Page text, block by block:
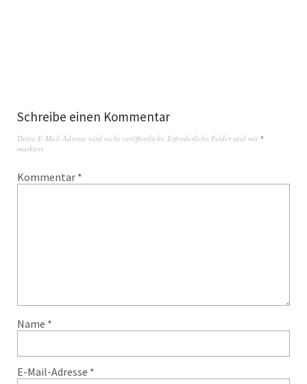
Schreibe einen Kommentar
Deine E-Mail-Adresse wird nicht veröffentlicht. Erforderliche Felder sind mit *
markiert
Kommentar *
Name *
E-Mail-Adresse *